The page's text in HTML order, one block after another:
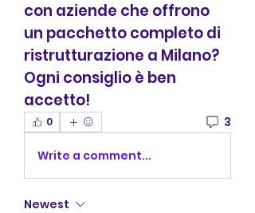
con aziende che offrono
un pacchetto completo di
ristrutturazione a Milano?
Ogni consiglio è ben
accetto!
0 3
Write a comment...
Newest